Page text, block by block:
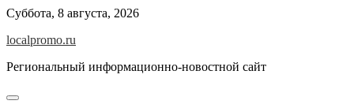
Перейти
содержимому
Суббота, 8 августа, 2026
localpromo.ru
Региональный информационно-новостной сайт